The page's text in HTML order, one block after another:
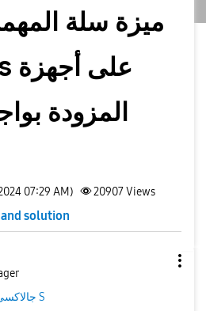
ميزة سلة
07:29 AM) 20907Views
solution
جالاكسى S